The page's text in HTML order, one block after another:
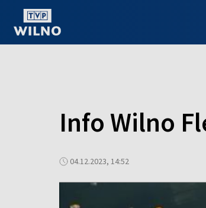
Info Wilno
04.12.2023, 14:52